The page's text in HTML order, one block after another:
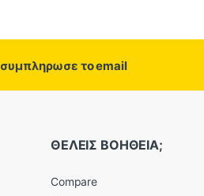
συμπληρωσε το email
ΘΕΛΕΙΣ ΒΟΗΘΕΙΑ;
Compare